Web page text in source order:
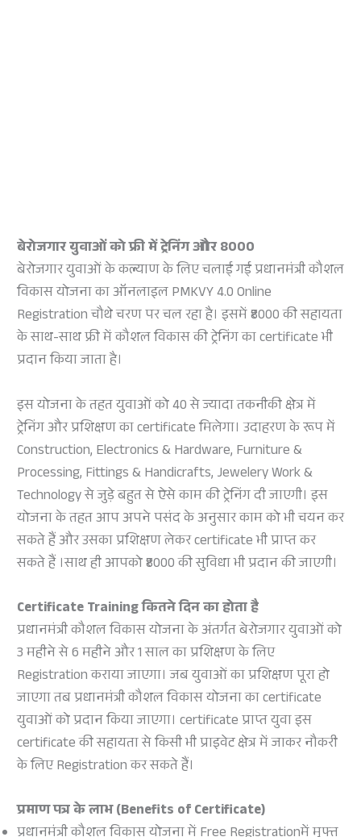
बेरोजगार युवाओं को फ्री में ट्रेनिंग और8000
बेरोजगार युवाओं के कल्याण के लिए चलाई गई प्रधानमंत्री कौशल
विकास योजना का ऑनलाइल PMKVY 4.0 Online
Registration चौथे चरण पर चल रहा है। इसमें ₹8000 की सहायता
के साथ-साथ फ्री में कौशल विकास की ट्रेनिंग का certificate भी
प्रदान किया जाता है।
इस योजना के तहत युवाओं को 40 से ज्यादा तकनीकी क्षेत्र में
ट्रेनिंग और प्रशिक्षण का certificate मिलेगा। उदाहरण के रूप में
Construction, Electronics & Hardware, Furniture &
Processing, Fittings & Handicrafts, Jewelery Work &
Technology से जुड़े बहुत से ऐसे काम की ट्रेनिंग दी जाएगी। इस
योजना के तहत आप अपने पसंद के अनुसार काम को भी चयन कर
सकते हैं और उसका प्रशिक्षण लेकर certificate भी प्राप्त कर
सकते हैं ।साथ ही आपको ₹8000 की सुविधा भी प्रदान की जाएगी।
Certificate Trainingकितने दिन का होता है
प्रधानमंत्री कौशल विकास योजना के अंतर्गत बेरोजगार युवाओं को
3 महीने से 6 महीने और 1 साल का प्रशिक्षण के लिए
Registration कराया जाएगा। जब युवाओं का प्रशिक्षण पूरा हो
जाएगा तब प्रधानमंत्री कौशल विकास योजना का certificate
युवाओं को प्रदान किया जाएगा। certificate प्राप्त युवा इस
certificate की सहायता से किसी भी प्राइवेट क्षेत्र में जाकर नौकरी
के लिए Registration कर सकते हैं।
प्रमाण पत्र के लाभ (Benefits of Certificate)